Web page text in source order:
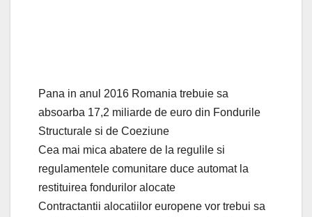
Pana in anul 2016 Romania trebuie sa
absoarba 17,2 miliarde de euro din Fondurile
Structurale si de Coeziune
Cea mai mica abatere de la regulile si
regulamentele comunitare duce automat la
restituirea fondurilor alocate
Contractantii alocatiilor europene vor trebui sa